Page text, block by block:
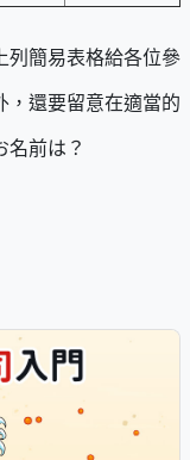
列簡易表格給各位參
，還要留意在適當的
名前は？